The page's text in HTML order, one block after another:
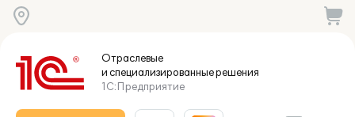
Отраслевые
и специализированныерешения
1С:Предприятие